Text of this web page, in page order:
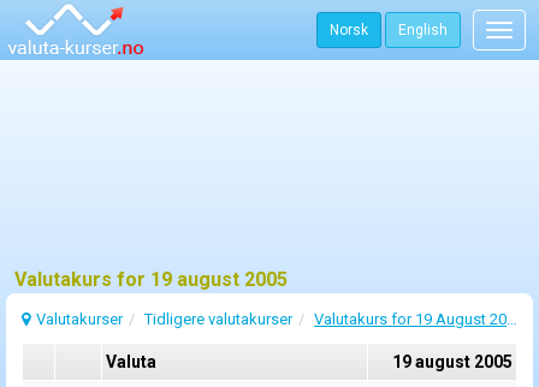
Norsk English
Valutakurs for 19 august 2005
Valutakurser Tidligere valutakurser Valutakurs for 19 August 2005
Valuta
19 august 2005